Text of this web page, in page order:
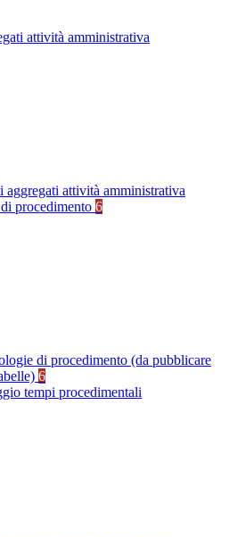
attività amministrativa
aggregati attività amministrativa
procedimento 6
di procedimento (da pubblicare
6
tempi procedimentali